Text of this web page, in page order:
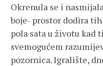
Okrenula se i
boje- prostor dodira
pola sata u životu kad
svemogućem
pozornica. Igralište,